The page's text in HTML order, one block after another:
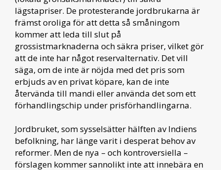
lägstapriser. De protesterande jordbrukarna är
främst oroliga för att detta så småningom
kommer att leda till slut på
grossistmarknaderna och säkra priser, vilket gör
att de inte har något reservalternativ. Det vill
säga, om de inte är nöjda med det pris som
erbjuds av en privat köpare, kan de inte
återvända till mandi eller använda det som ett
förhandlingschip under prisförhandlingarna.
Jordbruket, som sysselsätter hälften av Indiens
befolkning, har länge varit i desperat behov av
reformer. Men de nya – och kontroversiella –
förslagen kommer sannolikt inte att innebära en